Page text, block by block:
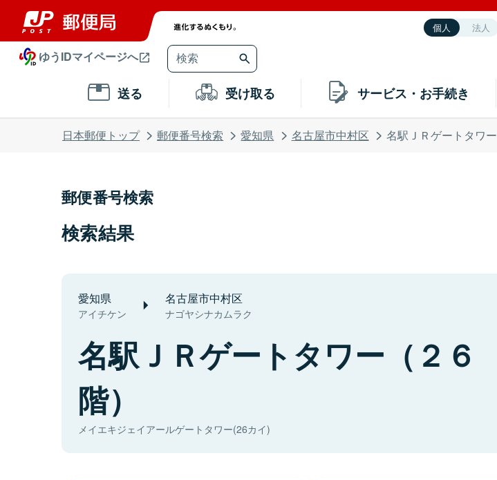
個人 法人
ゆうIDマイページへ
送る 受け取る サービス・お手続き
日本郵便トップ 郵便番号検索 愛知県 名古屋市中村区 名駅ＪＲゲートタワー
郵便番号検索
検索結果
愛知県
アイチケン
名古屋市中村区
ナゴヤシナカムラク
名駅ＪＲゲートタワー（２６
階）
メイエキジェイアールゲートタワー(26カイ)